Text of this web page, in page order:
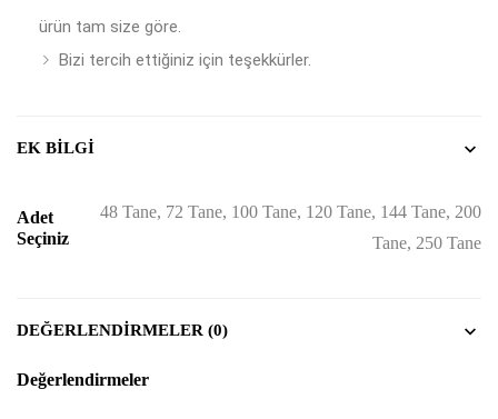
ürün tam size göre.
Bizi tercih ettiğiniz için teşekkürler.
EK BILGI
Adet
Seçiniz
48 Tane, 72 Tane, 100 Tane, 120 Tane, 144 Tane, 200
Tane, 250 Tane
DEĞERLENDIRMELER (0)
Değerlendirmeler